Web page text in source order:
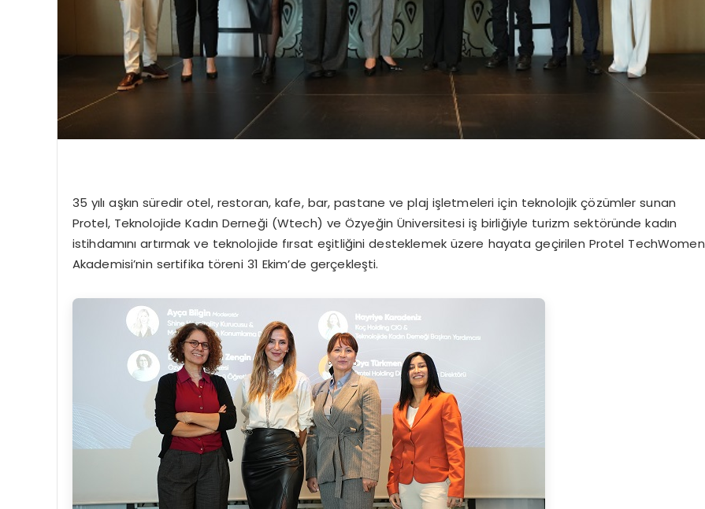
35 yılı aşkın süredir otel, restoran, kafe, bar, pastane ve plaj işletmeleri için teknolojik çözümler sunan
Protel, Teknolojide Kadın Derneği (Wtech) ve Özyeğin Üniversitesi iş birliğiyle turizm sektöründe kadın
istihdamını artırmak ve teknolojide fırsat eşitliğini desteklemek üzere hayata geçirilen Protel TechWomen
Akademisi’nin sertifika töreni 31 Ekim’de gerçekleşti.